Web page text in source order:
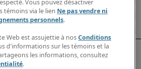
Vous pouvez désactiver
témoins via le lien Ne pas vendre ni
personnels.
Web est assujettie à nosConditions
d'informations sur les témoins et la
les informations, consultez
.